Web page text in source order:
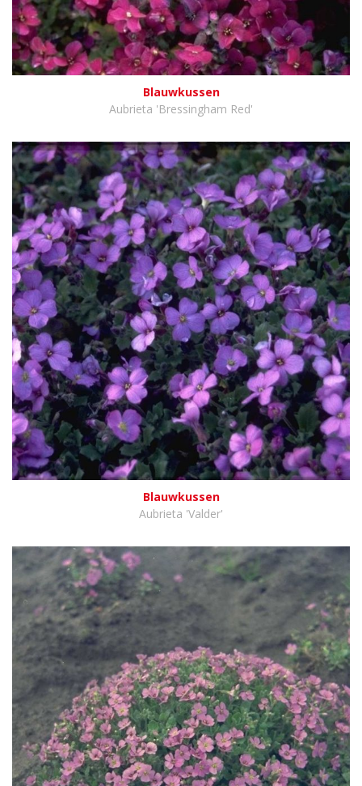
Blauwkussen
Aubrieta 'Bressingham Red'
Blauwkussen
Aubrieta 'Valder'